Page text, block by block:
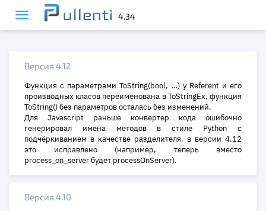
4.34
Версия 4.12
Функция с параметрами ToString(bool, …) у Referent и его
производных класов переименована в ToStringEx, функция
ToString() без параметров осталась без изменений.
Для Javascript раньше конвертер кода ошибочно
генерировал имена методов в стиле Python с
подчёркиванием в качестве разделителя, в версии 4.12
это исправлено (например, теперь вместо
process_on_server будет processOnServer).
Версия 4.10